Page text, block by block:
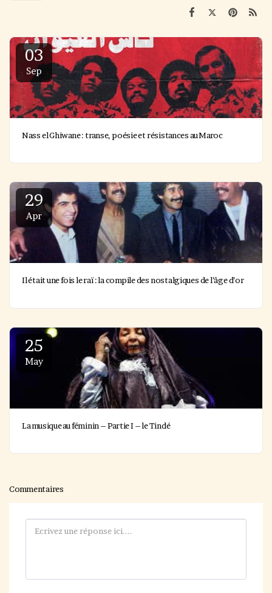
03
Sep
Nass el Ghiwane : transe, poésie et résistances au Maroc
29
Apr
Il était une fois le raï : la compile des nostalgiques de l’âge d’or
25
May
La musique au féminin – Partie I – le Tindé
Commentaires